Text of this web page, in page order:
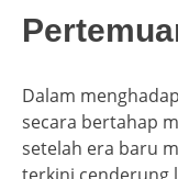
Dalam
secara bertahap
setelah era baru